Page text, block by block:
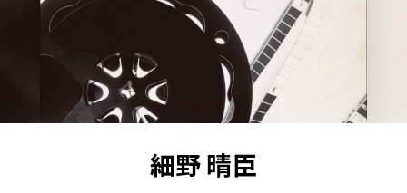
細野 晴臣